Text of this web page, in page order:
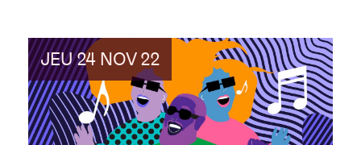
JEU 24 NOV 22